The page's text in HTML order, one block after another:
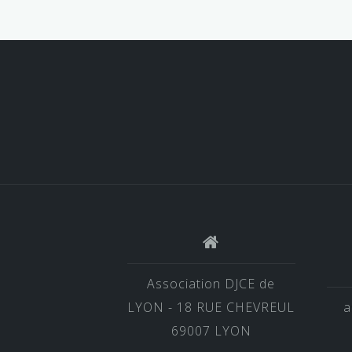
Association DJCE de
LYON - 18 RUE CHEVREUL
69007 LYON